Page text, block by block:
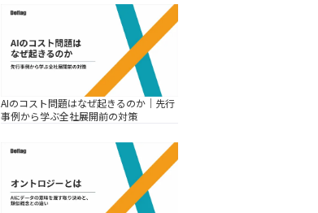
AIのコスト問題はなぜ起きるのか｜先行
事例から学ぶ全社展開前の対策